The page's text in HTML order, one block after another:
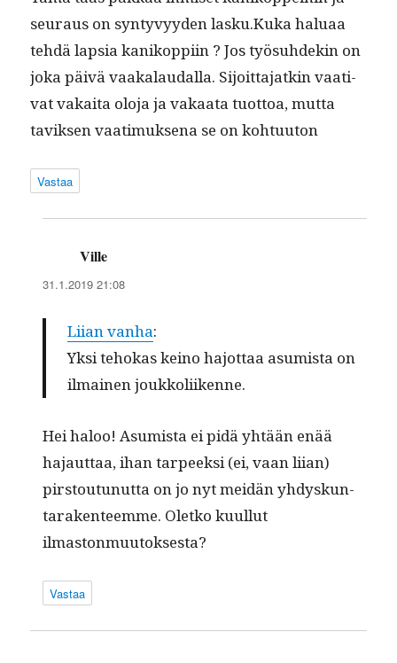
seu­raus on syn­tyvyy­den lasku.Kuka halu­aa
tehdä lap­sia kanikop­pi­in ? Jos työ­suhdekin on
joka päivä vaakalau­dal­la. Sijoit­ta­jatkin vaa­ti­
vat vakai­ta olo­ja ja vakaa­ta tuot­toa, mut­ta
taviksen vaa­timuk­se­na se on kohtuuton
Vastaa
Ville
31.1.2019 21:08
Liian van­ha:
Yksi tehokas keino hajot­taa asum­ista on
ilmainen joukkoliikenne.
Hei haloo! Asum­ista ei pidä yhtään enää
hajaut­taa, ihan tarpeek­si (ei, vaan liian)
pirstoutunut­ta on jo nyt mei­dän yhdyskun­
tarak­en­teemme. Oletko kuul­lut
ilmastonmuutoksesta?
Vastaa